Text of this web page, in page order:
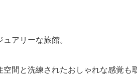
アリーな旅館。
間と洗練されたおしゃれな感覚も